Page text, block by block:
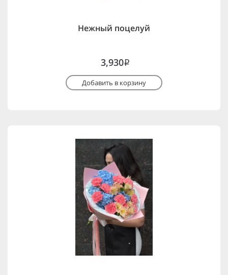
Нежный поцелуй
3,930i
Добавить в корзину